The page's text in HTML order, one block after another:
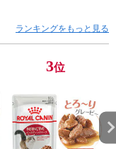
ランキングをもっと見る
3位